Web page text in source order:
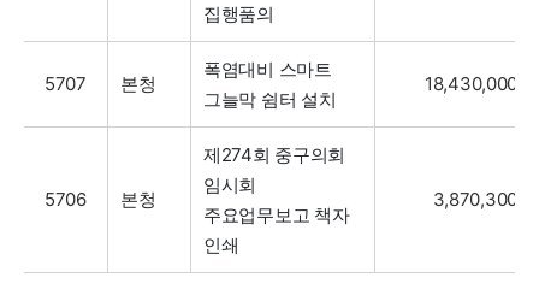
집행품의
5707 본청
폭염대비 스마트
그늘막 쉼터 설치
18,430,000
5706 본청
제274회 중구의회
임시회
주요업무보고 책자
인쇄
3,870,300